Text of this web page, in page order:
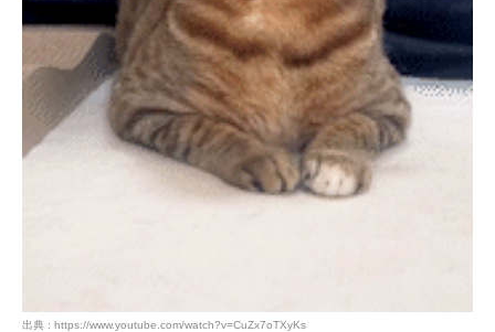
出典 : https://www.youtube.com/watch?v=CuZx7oTXyKs
pecodogs
いぬ部をフォロー
pecocats
ねこ部をフォロー